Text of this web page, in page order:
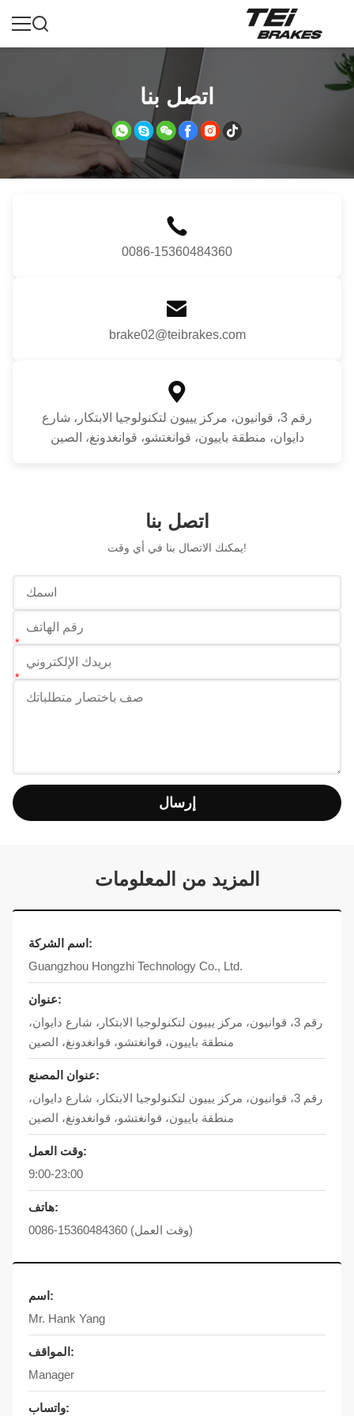
اتصل بنا
0086-15360484360
brake02@teibrakes.com
رقم 3، قوانيون، مركز يييون لتكنولوجيا الابتكار، شارع
دايوان، منطقة باييون، قوانغتشو، قوانغدونغ، الصين
اتصل بنا
يمكنك الاتصال بنا في أي وقت!
إرسال
المزيد من المعلومات
اسم الشركة:
Guangzhou Hongzhi Technology Co., Ltd.
عنوان:
رقم 3، قوانيون، مركز يييون لتكنولوجيا الابتكار، شارع دايوان،
منطقة باييون، قوانغتشو، قوانغدونغ، الصين
عنوان المصنع:
رقم 3، قوانيون، مركز يييون لتكنولوجيا الابتكار، شارع دايوان،
منطقة باييون، قوانغتشو، قوانغدونغ، الصين
وقت العمل:
9:00-23:00
هاتف:
0086-15360484360
(وقت العمل)
اسم:
Mr. Hank Yang
المواقف:
Manager
واتساب: